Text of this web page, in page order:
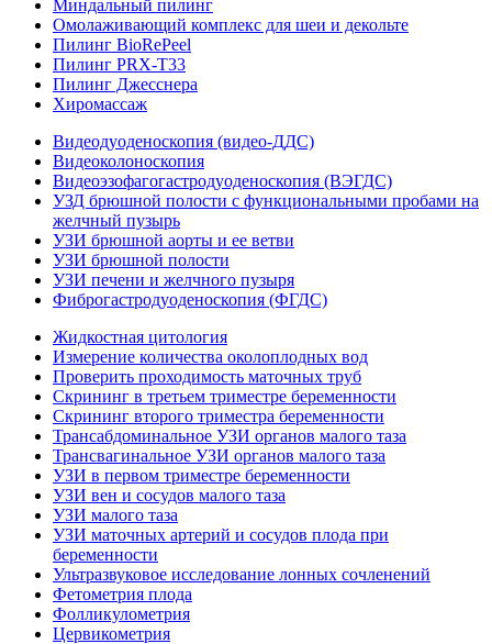
Миндальный пилинг
Омолаживающий комплекс для шеи и декольте
Пилинг BioRePeel
Пилинг PRX-T33
Пилинг Джесснера
Хиромассаж
Видеодуоденоскопия (видео-ДДС)
Видеоколоноскопия
Видеоэзофагогастродуоденоскопия (ВЭГДС)
УЗД брюшной полости с функциональными пробами на
желчный пузырь
УЗИ брюшной аорты и ее ветви
УЗИ брюшной полости
УЗИ печени и желчного пузыря
Фиброгастродуоденоскопия (ФГДС)
Жидкостная цитология
Измерение количества околоплодных вод
Проверить проходимость маточных труб
Скрининг в третьем триместре беременности
Скрининг второго триместра беременности
Трансабдоминальное УЗИ органов малого таза
Трансвагинальное УЗИ органов малого таза
УЗИ в первом триместре беременности
УЗИ вен и сосудов малого таза
УЗИ малого таза
УЗИ маточных артерий и сосудов плода при
беременности
Ультразвуковое исследование лонных сочленений
Фетометрия плода
Фолликулометрия
Цервикометрия